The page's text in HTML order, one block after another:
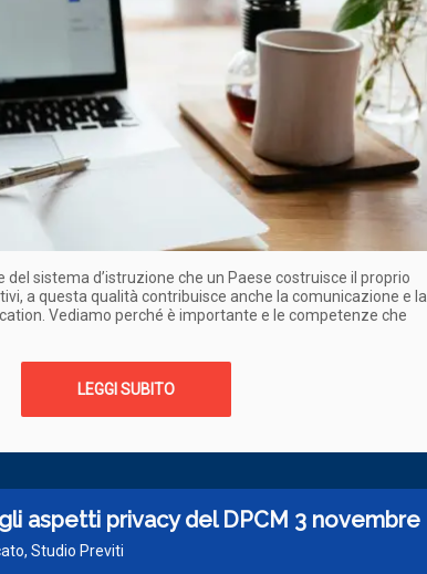
del sistema d’istruzione che un Paese costruisce il proprio
a questa qualità contribuisce anche la comunicazione e la
Vediamo perché è importante e le competenze che
LEGGI SUBITO
aspetti privacy del DPCM 3 novembre
Studio Previti